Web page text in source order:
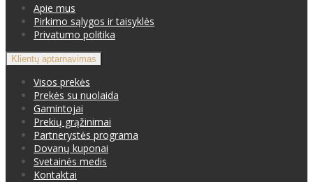
Apie mus
Pirkimo sąlygos ir taisyklės
Privatumo politika
Klientų aptarnavimas
Visos prekės
Prekės su nuolaida
Gamintojai
Prekių grąžinimai
Partnerystės programa
Dovanų kuponai
Svetainės medis
Kontaktai